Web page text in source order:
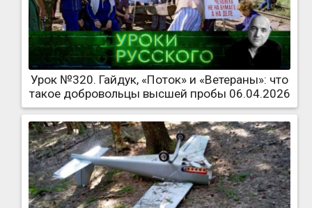
Урок №320. Гайдук, «Поток» и «Ветераны»: что
такое добровольцы высшей пробы 06.04.2026